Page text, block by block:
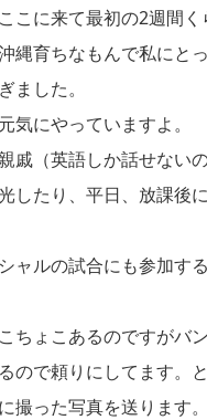
こに来て最初の2週間
縄育ちなもんで私にと
ました。
気にやっていますよ。
戚（英語しか話せない
したり、平日、放課後
ャルの試合にも参加す
ちょこあるのですがバ
ので頼りにしてます。
撮った写真を送ります。